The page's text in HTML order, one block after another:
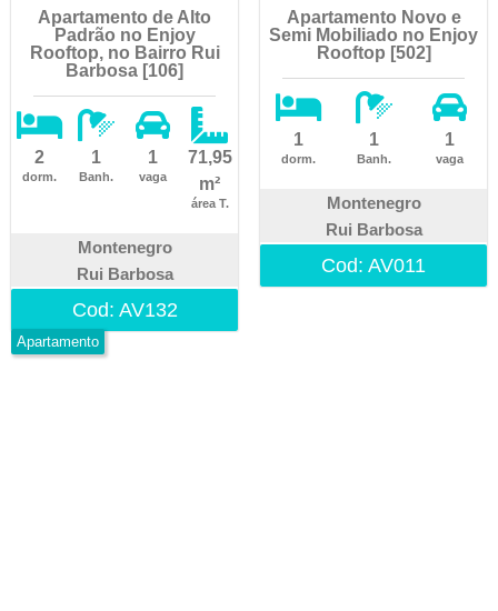
Apartamento de Alto
Padrão no Enjoy
Rooftop, no Bairro Rui
Barbosa [106]
2
dorm.
1
Banh.
1
vaga
71,95
m²
área T.
Montenegro
Rui Barbosa
Cod: AV132
Apartamento Novo e
Semi Mobiliado no Enjoy
Rooftop [502]
1
dorm.
1
Banh.
1
vaga
Montenegro
Rui Barbosa
Cod: AV011
Apartamento